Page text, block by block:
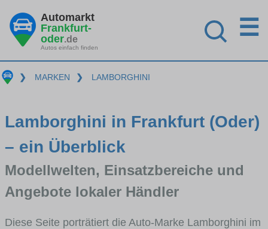
Automarkt
Frankfurt-
oder.de
Autos einfach finden
☰
❯ MARKEN ❯ LAMBORGHINI
Lamborghini in Frankfurt (Oder)
– ein Überblick
Modellwelten, Einsatzbereiche und
Angebote lokaler Händler
Diese Seite porträtiert die Auto-Marke Lamborghini im